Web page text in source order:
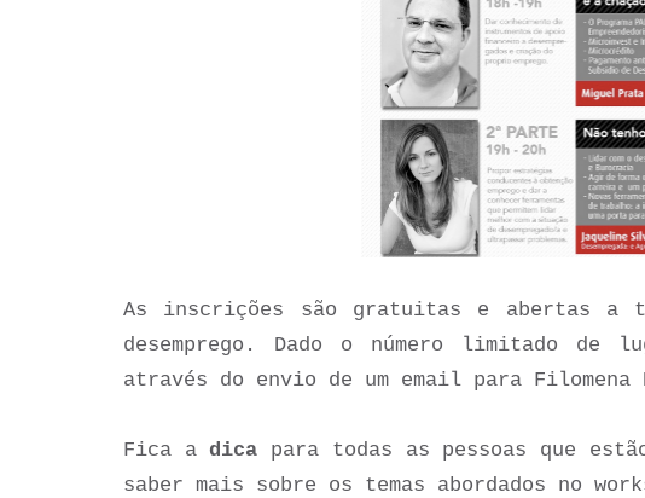
As inscrições são gratuitas e abertas a
desemprego. Dado o número limitado de
através do envio de um email para Filomena
Fica adica para todas as pessoas que
saber mais sobre os temas abordados no